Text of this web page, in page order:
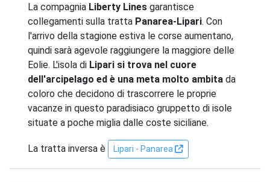
La compagnia Liberty Lines garantisce
collegamenti sulla tratta Panarea-Lipari. Con
l'arrivo della stagione estiva le corse aumentano,
quindi sarà agevole raggiungere la maggiore delle
Eolie. L'isola di Lipari si trova nel cuore
dell'arcipelago ed è una meta molto ambita da
coloro che decidono di trascorrere le proprie
vacanze in questo paradisiaco gruppetto di isole
situate a poche miglia dalle coste siciliane.
La tratta inversa è Lipari - Panarea